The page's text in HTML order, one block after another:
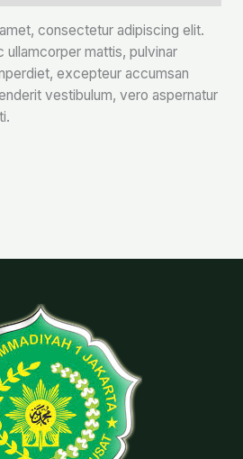
consectetur adipiscing elit.
ullamcorper mattis, pulvinar
excepteur accumsan
vestibulum, vero aspernatur